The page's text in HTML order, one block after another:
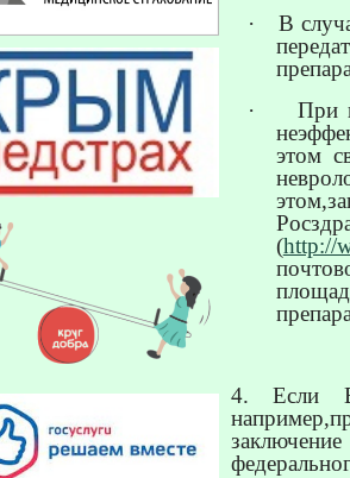
·
В
·
При
этом
(http://
4. Если